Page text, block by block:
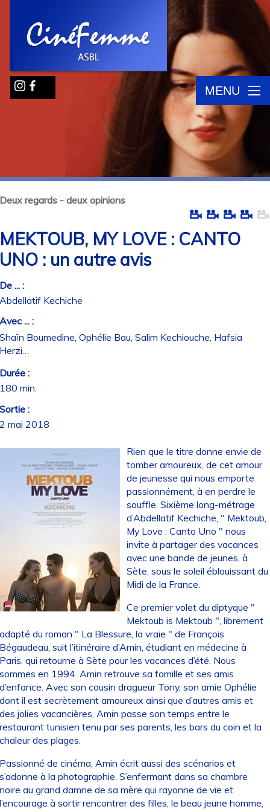
MENU
regards - deux opinions
MY LOVE : CANTO
: un autre avis
... :
Kechiche
... :
Boumedine, Ophélie Bau, Salim Kechiouche, Hafsia
:
min.
:
mai 2018
Rien que le titre donne envie de
tomber amoureux, de cet amour
de jeunesse qui nous emporte
passionnément, à en perdre le
souffle. Sixième long-métrage
d’Abdellatif Kechiche, " Mektoub,
My Love : Canto Uno " nous
invite à partager des vacances
avec une bande de jeunes, à
Sète, sous le soleil éblouissant du
Midi de la France.
Ce premier volet du diptyque "
Mektoub is Mektoub ", librement
du roman " La Blessure, la vraie " de François
suit l’itinéraire d’Amin, étudiant en médecine à
qui retourne à Sète pour les vacances d’été. Nous
en 1994. Amin retrouve sa famille et ses amis
Avec son cousin dragueur Tony, son amie Ophélie
il est secrètement amoureux ainsi que d’autres amis et
jolies vacancières, Amin passe son temps entre le
tunisien tenu par ses parents, les bars du coin et la
des plages.
de cinéma, Amin écrit aussi des scénarios et
à la photographie. S’enfermant dans sa chambre
au grand damne de sa mère qui rayonne de vie et
à sortir rencontrer des filles, le beau jeune homme,